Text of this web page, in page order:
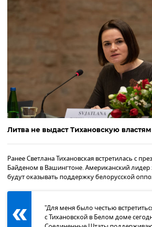
Литва не выдаст Тихановскую
Ранее Светлана Тихановская встретилась с
Байденом в Вашингтоне. Американский
будут оказывать поддержку белорусской
"Для меня было честью
с Тихановской в Белом доме